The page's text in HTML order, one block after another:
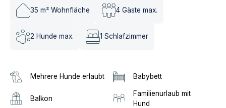
35 m² Wohnfläche 4 Gäste max.
2 Hunde max. 1 Schlafzimmer
Mehrere Hunde erlaubt Babybett
Balkon
Familienurlaub mit
Hund